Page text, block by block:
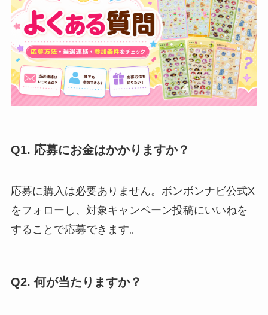
Q1. 応募にお金はかかりますか？
応募に購入は必要ありません。ボンボンナビ公式X
をフォローし、対象キャンペーン投稿にいいねを
することで応募できます。
Q2. 何が当たりますか？